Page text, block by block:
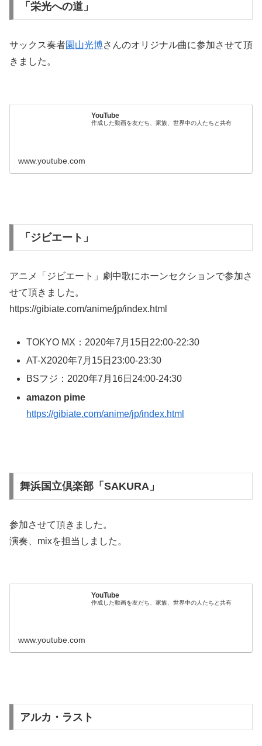
「栄光への道」
サックス奏者園山光博さんのオリジナル曲に参加させて頂
きました。
YouTube
作成した動画を友だち、家族、世界中の人たちと共有
www.youtube.com
「ジビエート」
アニメ「ジビエート」劇中歌にホーンセクションで参加さ
せて頂きました。
https://gibiate.com/anime/jp/index.html
TOKYO MX：2020年7月15日22:00-22:30
AT-X2020年7月15日23:00-23:30
BSフジ：2020年7月16日24:00-24:30
amazon pime
https://gibiate.com/anime/jp/index.html
舞浜国立倶楽部「SAKURA」
参加させて頂きました。
演奏、mixを担当しました。
YouTube
作成した動画を友だち、家族、世界中の人たちと共有
www.youtube.com
アルカ・ラスト